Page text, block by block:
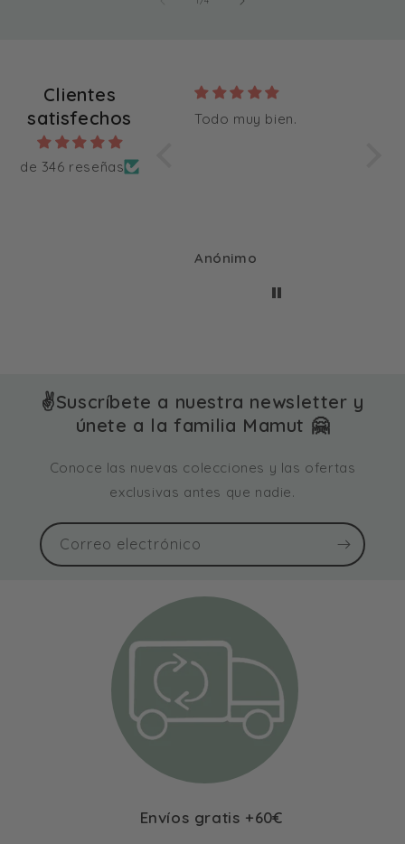
Clientes
satisfechos
de 346 reseñas
Les ha encantado. Todo muy bien.
Anónimo
✌️Suscríbete a nuestra newsletter y
únete a la familia Mamut 🤗
Conoce las nuevas colecciones y las ofertas
exclusivas antes que nadie.
Correo electrónico
Envíos gratis +60€